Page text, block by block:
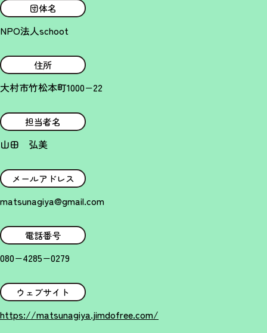
団体名
NPO法人schoot
住所
大村市竹松本町1000−22
担当者名
山田 弘美
メールアドレス
matsunagiya@gmail.com
電話番号
080−4285−0279
ウェブサイト
https://matsunagiya.jimdofree.com/